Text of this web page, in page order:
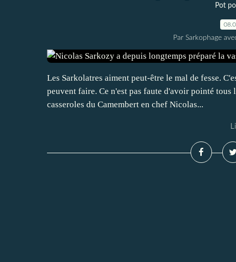
Pot
Par Sarkophage
Les Sarkolatres aiment peut-être le mal de fesse.
peuvent faire. Ce n'est pas faute d'avoir pointé tous
casseroles du Camembert en chef Nicolas...